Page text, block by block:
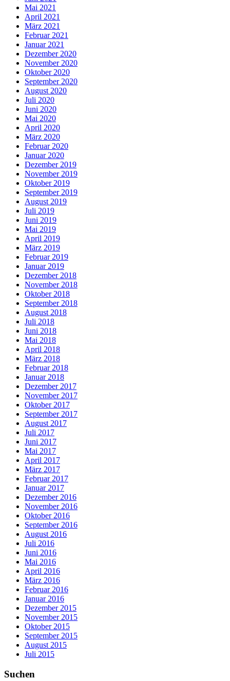
Mai 2021
April 2021
März 2021
Februar 2021
Januar 2021
Dezember 2020
November 2020
Oktober 2020
September 2020
August 2020
Juli 2020
Juni 2020
Mai 2020
April 2020
März 2020
Februar 2020
Januar 2020
Dezember 2019
November 2019
Oktober 2019
September 2019
August 2019
Juli 2019
Juni 2019
Mai 2019
April 2019
März 2019
Februar 2019
Januar 2019
Dezember 2018
November 2018
Oktober 2018
September 2018
August 2018
Juli 2018
Juni 2018
Mai 2018
April 2018
März 2018
Februar 2018
Januar 2018
Dezember 2017
November 2017
Oktober 2017
September 2017
August 2017
Juli 2017
Juni 2017
Mai 2017
April 2017
März 2017
Februar 2017
Januar 2017
Dezember 2016
November 2016
Oktober 2016
September 2016
August 2016
Juli 2016
Juni 2016
Mai 2016
April 2016
März 2016
Februar 2016
Januar 2016
Dezember 2015
November 2015
Oktober 2015
September 2015
August 2015
Juli 2015
Suchen